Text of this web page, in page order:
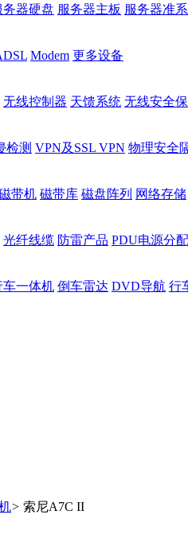
务器硬盘 服务器主板 服务器准
Modem 更多设备
无线控制器 天馈系统 无线安全
检测 VPN及SSL VPN 物理安全
带机 磁带库 磁盘阵列 网络存储
光纤线缆 防雷产品 PDU电源分
车一体机 倒车雷达 DVD导航 行
> 索尼A7C II